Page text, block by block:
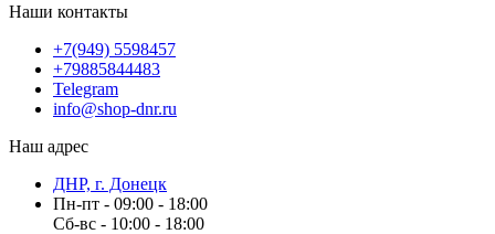
Наши контакты
+7(949) 5598457
+79885844483
Telegram
info@shop-dnr.ru
Наш адрес
ДНР, г. Донецк
Пн-пт - 09:00 - 18:00
Сб-вс - 10:00 - 18:00